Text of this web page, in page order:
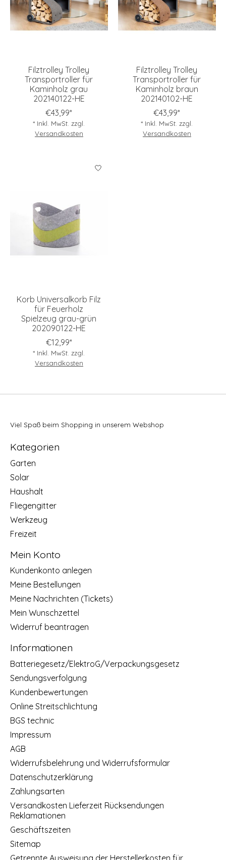
Filztrolley Trolley
Transportroller für
Kaminholz grau
202140122-HE
€43,99*
* Inkl. MwSt. zzgl.
Versandkosten
Filztrolley Trolley
Transportroller für
Kaminholz braun
202140102-HE
€43,99*
* Inkl. MwSt. zzgl.
Versandkosten
Korb Universalkorb Filz
für Feuerholz
Spielzeug grau-grün
202090122-HE
€12,99*
* Inkl. MwSt. zzgl.
Versandkosten
Viel Spaß beim Shopping in unserem Webshop
Kategorien
Garten
Solar
Haushalt
Fliegengitter
Werkzeug
Freizeit
Mein Konto
Kundenkonto anlegen
Meine Bestellungen
Meine Nachrichten (Tickets)
Mein Wunschzettel
Widerruf beantragen
Informationen
Batteriegesetz/ElektroG/Verpackungsgesetz
Sendungsverfolgung
Kundenbewertungen
Online Streitschlichtung
BGS technic
Impressum
AGB
Widerrufsbelehrung und Widerrufsformular
Datenschutzerklärung
Zahlungsarten
Versandkosten Lieferzeit Rücksendungen
Reklamationen
Geschäftszeiten
Sitemap
Getrennte Ausweisung der Herstellerkosten für